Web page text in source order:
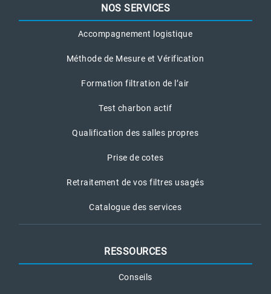
NOS SERVICES
Accompagnement logistique
Méthode de Mesure et Vérification
Formation filtration de l’air
Test charbon actif
Qualification des salles propres
Prise de cotes
Retraitement de vos filtres usagés
Catalogue des services
RESSOURCES
Conseils